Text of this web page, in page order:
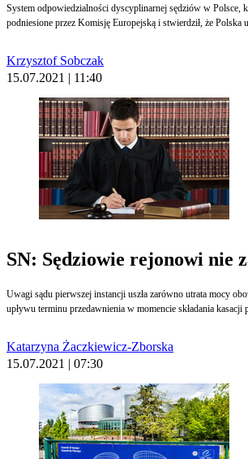
System odpowiedzialności dyscyplinarnej sędziów w
podniesione przez Komisję Europejską i stwierdził, że
Krzysztof Sobczak
15.07.2021 | 11:40
SN: Sędziowie rejonowi nie
Uwagi sądu pierwszej instancji uszła zarówno utrata mocy
upływu terminu przedawnienia w momencie składania kasacji
Katarzyna Żaczkiewicz-Zborska
15.07.2021 | 07:30